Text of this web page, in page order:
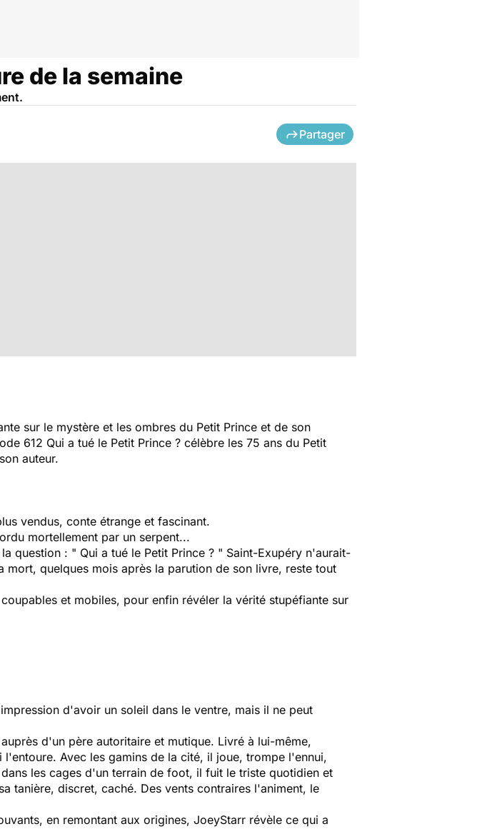
de la semaine
Partager
sur le mystère et les ombres du Petit Prince et de son
612 Qui a tué le Petit Prince ? célèbre les 75 ans du Petit
auteur.
vendus, conte étrange et fascinant.
mortellement par un serpent...
question : " Qui a tué le Petit Prince ? " Saint-Exupéry n'aurait-
quelques mois après la parution de son livre, reste tout
et mobiles, pour enfin révéler la vérité stupéfiante sur
d'avoir un soleil dans le ventre, mais il ne peut
d'un père autoritaire et mutique. Livré à lui-même,
Avec les gamins de la cité, il joue, trompe l'ennui,
les cages d'un terrain de foot, il fuit le triste quotidien et
tanière, discret, caché. Des vents contraires l'animent, le
en remontant aux origines, JoeyStarr révèle ce qui a